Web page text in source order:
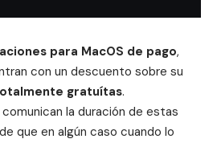
para MacOS de pago,
con un descuento sobre su
gratuítas.
la duración de estas
que en algún caso cuando lo